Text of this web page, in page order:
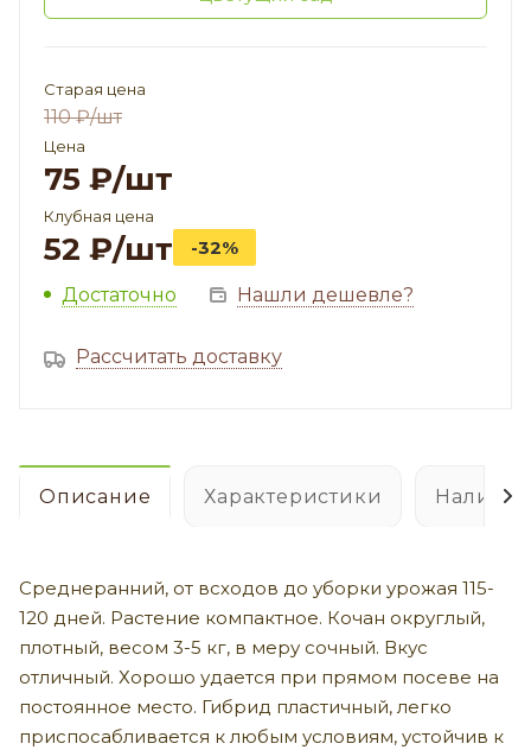
Старая цена
110₽/шт
Цена
75 ₽/шт
Клубная цена
52 ₽/шт -32%
Достаточно Нашли дешевле?
Рассчитать доставку
Описание Характеристики
Среднеранний, от всходов до уборки урожая 115-
120 дней. Растение компактное. Кочан округлый,
плотный, весом 3-5 кг, в меру сочный. Вкус
отличный. Хорошо удается при прямом посеве на
постоянное место. Гибрид пластичный, легко
приспосабливается к любым условиям, устойчив к